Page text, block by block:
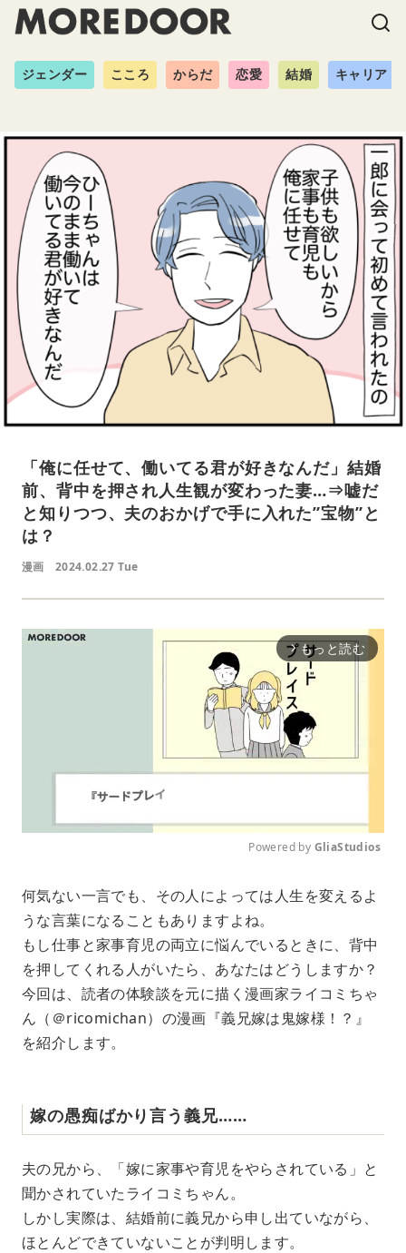
ジェンダー こころ からだ 恋愛 結婚 キャリア
「俺に任せて、働いてる君が好きなんだ」結婚
前、背中を押され人生観が変わった妻…⇒嘘だ
と知りつつ、夫のおかげで手に入れた”宝物”と
は？
漫画 2024.02.27 Tue
arrow_forward_ios もっと読む
u
e
Powered by GliaStudios
何気ない一言でも、その人によっては人生を変えるよ
うな言葉になることもありますよね。
もし仕事と家事育児の両立に悩んでいるときに、背中
を押してくれる人がいたら、あなたはどうしますか？
今回は、読者の体験談を元に描く漫画家ライコミちゃ
ん（＠ricomichan）の漫画『義兄嫁は鬼嫁様！？』
を紹介します。
嫁の愚痴ばかり言う義兄……
夫の兄から、「嫁に家事や育児をやらされている」と
聞かされていたライコミちゃん。
しかし実際は、結婚前に義兄から申し出ていながら、
ほとんどできていないことが判明します。